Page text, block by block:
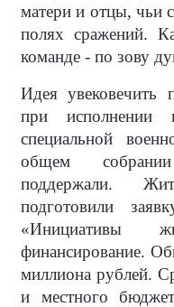
матери и отцы, чьи
полях сражений.
команде - по зову
Идея увековечить
при исполнении
специальной
общем
поддержали.
подготовили
«Инициативы
финансирование.
миллиона рублей.
и местного